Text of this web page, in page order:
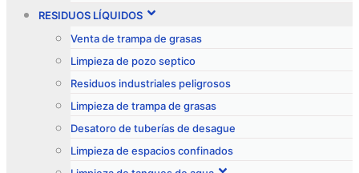
RESIDUOS LÍQUIDOS
Venta de trampa de grasas
Limpieza de pozo septico
Residuos industriales peligrosos
Limpieza de trampa de grasas
Desatoro de tuberías de desague
Limpieza de espacios confinados